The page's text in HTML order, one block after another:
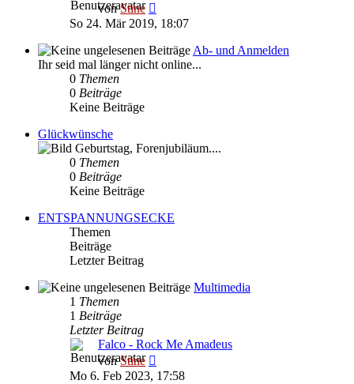
vonStine
Beitrag
So 24. Mär 2019, 18:07
Ab- und Anmelden
Ihr seid mal länger nicht online...
0 Themen
0 Beiträge
Keine Beiträge
Glückwünsche
Geburtstag, Forenjubiläum....
0 Themen
0 Beiträge
Keine Beiträge
ENTSPANNUNGSECKE
Themen
Beiträge
Letzter Beitrag
Multimedia
1 Themen
1 Beiträge
Letzter Beitrag
Falco - Rock Me Amadeus
vonStine
Beitrag
Mo 6. Feb 2023, 17:58